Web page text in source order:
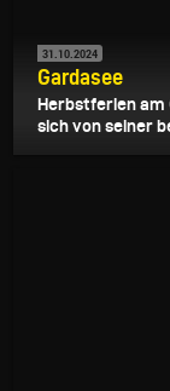
31.10.2024
Gardasee
Herbstferien am
sich von seiner